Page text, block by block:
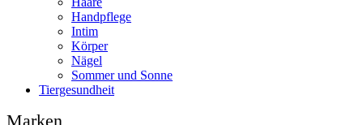
Handpflege
Intim
Körper
Nägel
Sommer und Sonne
Tiergesundheit
Marken